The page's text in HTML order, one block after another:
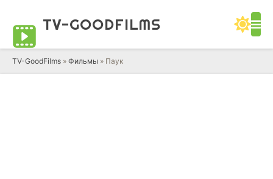
TV-GOODFILMS
TV-GoodFilms » Фильмы » Паук